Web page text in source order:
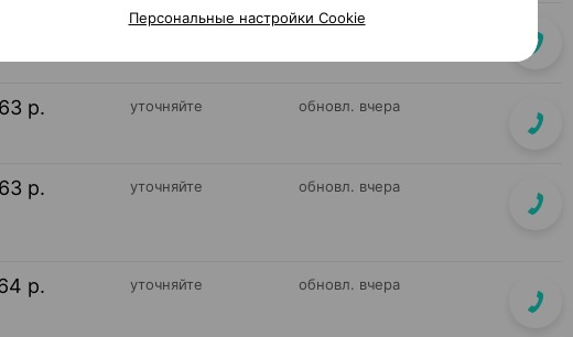
уточняйте обновл. вчера
р. уточняйте обновл. вчера
р. уточняйте обновл. вчера
р. уточняйте обновл. вчера
Персональные настройки Cookie